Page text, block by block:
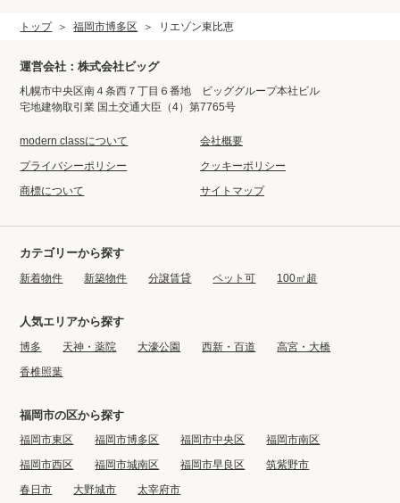
トップ 福岡市博多区 リエゾン東比恵
運営会社：株式会社ビッグ
札幌市中央区南４条西７丁目６番地 ビッググループ本社ビル
宅地建物取引業 国土交通大臣（4）第7765号
modern classについて
会社概要
プライバシーポリシー
クッキーポリシー
商標について
サイトマップ
カテゴリーから探す
新着物件 新築物件 分譲賃貸 ペット可 100㎡超
人気エリアから探す
博多 天神・薬院 大濠公園 西新・百道
高宮・大橋
香椎照葉
福岡市の区から探す
福岡市東区 福岡市博多区 福岡市中央区
福岡市南区
福岡市西区
福岡市城南区 福岡市早良区
筑紫野市
春日市
大野城市 太宰府市